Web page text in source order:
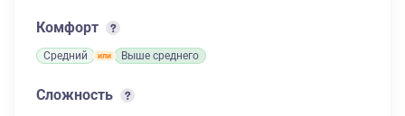
Комфорт
Средний Выше среднего
Сложность